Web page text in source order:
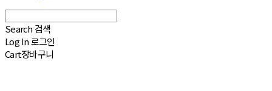
Search 검색
Log In로그인
Cart장바구니